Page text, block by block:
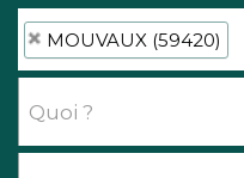
MOUVAUX (59420)